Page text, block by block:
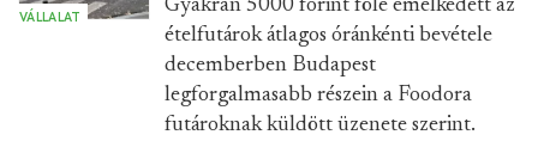
VÁLLALAT
Gyakran 5000 forint fölé emelkedett az
ételfutárok átlagos óránkénti bevétele
decemberben Budapest
legforgalmasabb részein a Foodora
futároknak küldött üzenete szerint.